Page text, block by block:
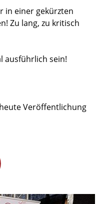
in einer gekürzten
Zu lang, zu kritisch
ausführlich sein!
Veröffentlichung